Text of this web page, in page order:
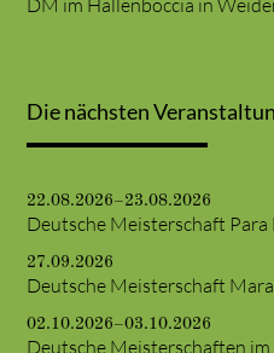
Die nächsten
22.08.2026–23.08.2026
Deutsche Meisterschaft Para
27.09.2026
Deutsche Meisterschaft
02.10.2026–03.10.2026
Deutsche Meisterschaften